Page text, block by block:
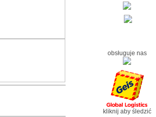
obsługuje nas
kliknij aby śledzić